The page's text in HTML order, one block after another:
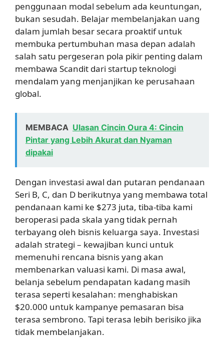
penggunaan modal sebelum ada keuntungan,
bukan sesudah. Belajar membelanjakan uang
dalam jumlah besar secara proaktif untuk
membuka pertumbuhan masa depan adalah
salah satu pergeseran pola pikir penting dalam
membawa Scandit dari startup teknologi
mendalam yang menjanjikan ke perusahaan
global.
MEMBACA Ulasan Cincin Oura 4: Cincin
Pintar yang Lebih Akurat dan Nyaman
dipakai
Dengan investasi awal dan putaran pendanaan
Seri B, C, dan D berikutnya yang membawa total
pendanaan kami ke $273 juta, tiba-tiba kami
beroperasi pada skala yang tidak pernah
terbayang oleh bisnis keluarga saya. Investasi
adalah strategi – kewajiban kunci untuk
memenuhi rencana bisnis yang akan
membenarkan valuasi kami. Di masa awal,
belanja sebelum pendapatan kadang masih
terasa seperti kesalahan: menghabiskan
$20.000 untuk kampanye pemasaran bisa
terasa sembrono. Tapi terasa lebih berisiko jika
tidak membelanjakan.